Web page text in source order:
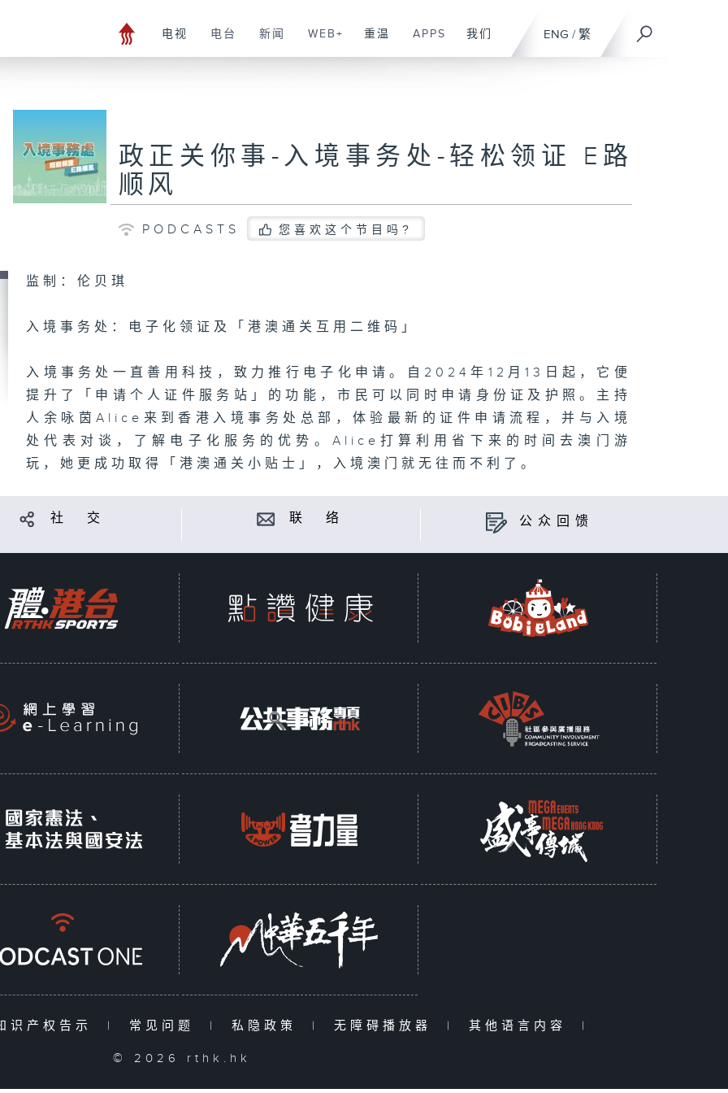
ENG / 繁
电视 电台 新闻 WEB+ 重温 APPS 我们
政正关你事-入境事务处-轻松领证 E路
顺风
PODCASTS 您喜欢这个节目吗?
监制：伦贝琪
入境事务处：电子化领证及「港澳通关互用二维码」
入境事务处一直善用科技，致力推行电子化申请。自2024年12月13日起，它便
提升了「申请个人证件服务站」的功能，市民可以同时申请身份证及护照。主持
人余咏茵Alice来到香港入境事务处总部，体验最新的证件申请流程，并与入境
处代表对谈，了解电子化服务的优势。Alice打算利用省下来的时间去澳门游
玩，她更成功取得「港澳通关小贴士」，入境澳门就无往而不利了。
社 交 联 络 公众回馈
识产权告示 | 常见问题 | 私隐政策 | 无障碍播放器 | 其他语言内容 |
© 2026 rthk.hk